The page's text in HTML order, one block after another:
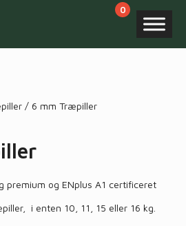
/ 6 mm Træpiller
premium og ENplus A1 certificeret
i enten 10, 11, 15 eller 16 kg.